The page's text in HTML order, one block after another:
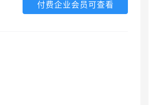
付费企业会员可查看